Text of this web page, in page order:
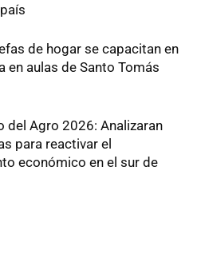
de hogar se capacitan en
en aulas de Santo Tomás
del Agro 2026: Analizaran
para reactivar el
económico en el sur de